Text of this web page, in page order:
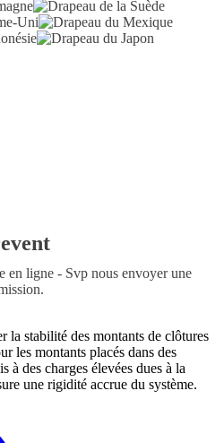
en ligne - Svp nous envoyer une
la stabilité des montants de clôtures
les montants placés dans des
à des charges élevées dues à la
une rigidité accrue du système.